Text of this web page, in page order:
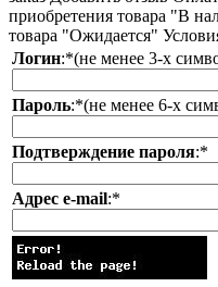
приобретения товара "В
товара "Ожидается"
Логин:*(не менее 3-х
Пароль:*(не менее 6-х
Подтверждение пароля:*
Адрес e-mail:*